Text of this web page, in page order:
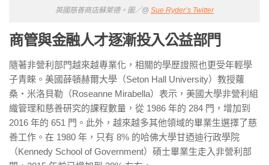
英國慈善商店蘇萊德。圖／@ Sue Ryder’s Twitter
商管與金融人才逐漸投入公益部門
隨著非營利部門越來越專業化，相關的學歷證照也更受年輕學
子青睞。美國薛頓赫爾大學（Seton Hall University）教授蘿
桑・米洛貝勒（Roseanne Mirabella）表示，美國大學非營利組
織管理和慈善研究的課程數量，從 1986 年的 284 門，增加到
2016 年的 651 門。此外，越來越多其他領域的畢業生選擇了慈
善工作。在 1980 年，只有 8% 的哈佛大學甘迺迪行政學院
（Kennedy School of Government）碩士畢業生走入非營利部